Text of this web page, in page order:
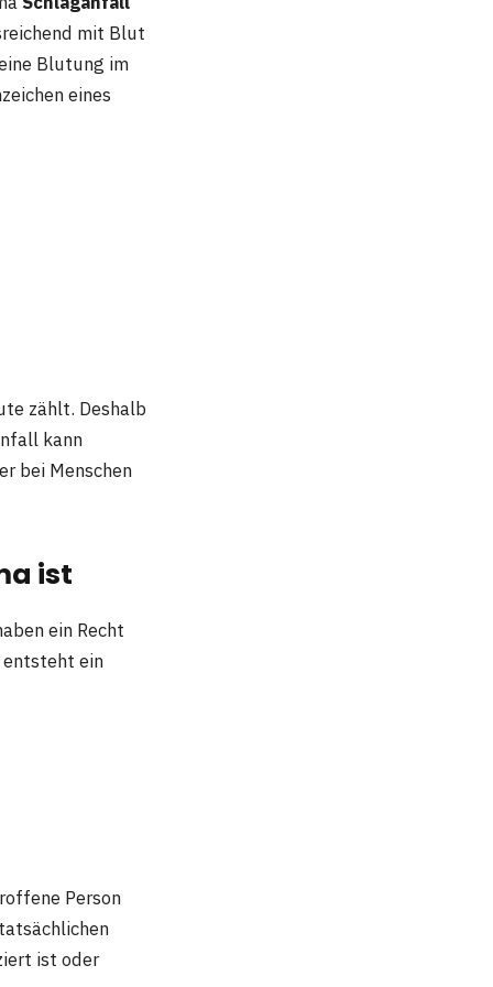
mit Blut
Blutung im
eines
zählt. Deshalb
kann
bei Menschen
ist
ein Recht
entsteht ein
Person
ist oder